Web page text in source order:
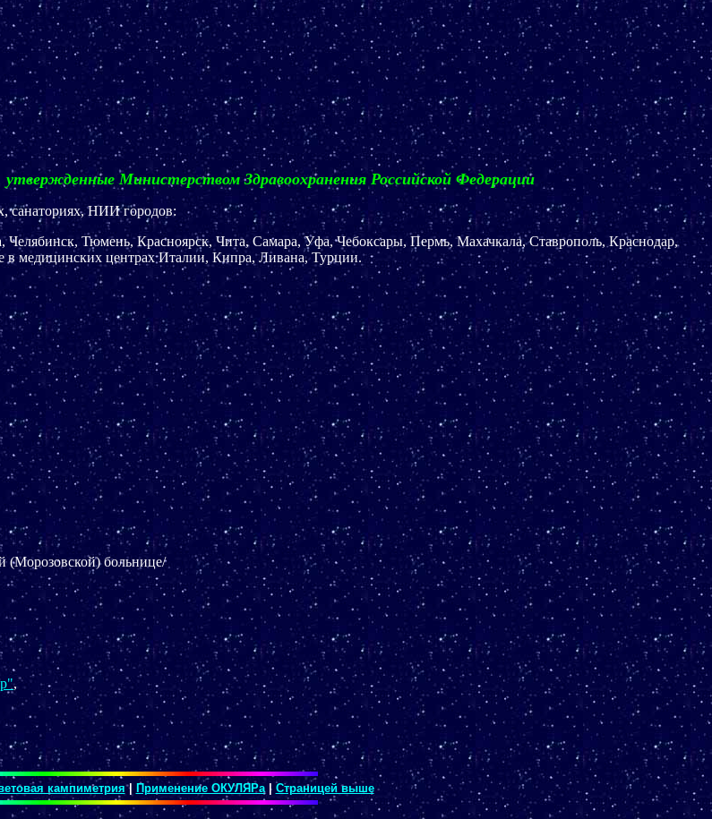
Министерством Здравоохранения Российской Федерации
санаториях, НИИ городов:
Тюмень, Красноярск, Чита, Самара, Уфа, Чебоксары, Пермь, Махачкала, Ставрополь, Краснодар,
медицинских центрах Италии, Кипра, Ливана, Турции.
(Морозовской) больнице/
,
кампиметрия| Применение ОКУЛЯРа| Страницей выше